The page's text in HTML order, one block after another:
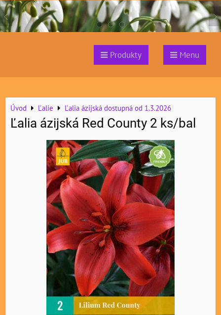
Produkty Menu
Úvod Ľalie Ľalia ázijská dostupná od 1.3.2026
Ľalia ázijská Red County 2 ks/bal